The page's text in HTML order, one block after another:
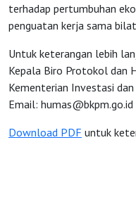
terhadap pertumbuhan
penguatan kerja sama
Untuk keterangan lebih
Kepala Biro Protokol dan
Kementerian Investasi
Email: humas@bkpm.go.id
Download PDF untuk